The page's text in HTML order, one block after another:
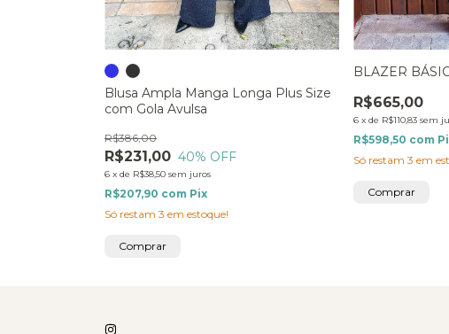
Blusa Ampla Manga Longa Plus Size
com Gola Avulsa
R$231,00
R$386,00
40% OFF
6 x de R$38,50 sem juros
R$207,90 com Pix
Só restam 3 em estoque!
Comprar
BLAZER
R$665,00
6 x de R$110,83 sem
R$598,50 com
Só restam 3 em
Comprar